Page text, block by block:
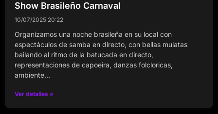
Show Brasileño Carnaval
10/07/2025 20:22
Organizamos una noche brasileña en su local con
espectáculos de samba en directo, con bellas mulatas
bailando al ritmo de la batucada en directo,
representaciones de capoeira, danzas folcloricas,
ambiente…
Ver detalles »